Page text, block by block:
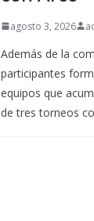
agosto 3, 2026
Además de la
participantes
equipos que
de tres torneos